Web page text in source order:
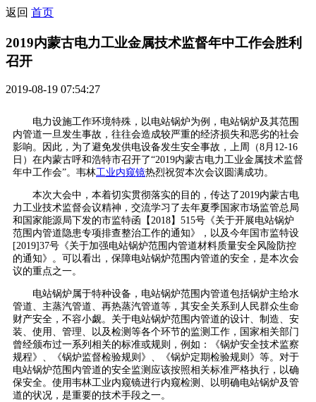
返回 首页
2019内蒙古电力工业金属技术监督年中工作会胜利
召开
2019-08-19 07:54:27
电力设施工作环境特殊，以电站锅炉为例，电站锅炉及其范围
内管道一旦发生事故，往往会造成较严重的经济损失和恶劣的社会
影响。因此，为了避免发供电设备发生安全事故，上周（8月12-16
日）在内蒙古呼和浩特市召开了“2019内蒙古电力工业金属技术监督
年中工作会”。韦林工业内窥镜热烈祝贺本次会议圆满成功。
本次大会中，本着切实贯彻落实的目的，传达了2019内蒙古电
力工业技术监督会议精神，交流学习了去年夏季国家市场监管总局
和国家能源局下发的市监特函【2018】515号《关于开展电站锅炉
范围内管道隐患专项排查整治工作的通知》，以及今年国市监特设
[2019]37号《关于加强电站锅炉范围内管道材料质量安全风险防控
的通知》。可以看出，保障电站锅炉范围内管道的安全，是本次会
议的重点之一。
电站锅炉属于特种设备，电站锅炉范围内管道包括锅炉主给水
管道、主蒸汽管道、再热蒸汽管道等，其安全关系到人民群众生命
财产安全，不容小觑。关于电站锅炉范围内管道的设计、制造、安
装、使用、管理、以及检测等各个环节的监测工作，国家相关部门
曾经颁布过一系列相关的标准或规则，例如：《锅炉安全技术监察
规程》、《锅炉监督检验规则》、《锅炉定期检验规则》等。对于
电站锅炉范围内管道的安全监测应该按照相关标准严格执行，以确
保安全。使用韦林工业内窥镜进行内窥检测、以明确电站锅炉及管
道的状况，是重要的技术手段之一。